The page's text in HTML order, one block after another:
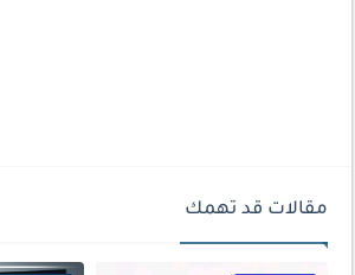
مقالات قد تهمك